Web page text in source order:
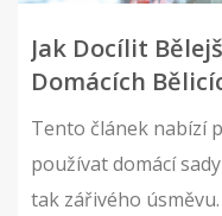
Jak Docílit
Domácích
Tento článek nabízí
používat domácí
tak zářivého